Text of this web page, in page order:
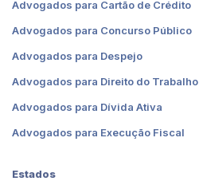
Advogados para Cartão de Crédito
Advogados para Concurso Público
Advogados para Despejo
Advogados para Direito do Trabalho
Advogados para Dívida Ativa
Advogados para Execução Fiscal
Estados